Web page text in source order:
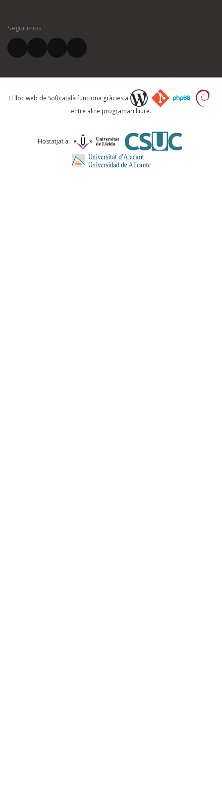
El vostre correu electrònic *
Què proposeu?
Comentari *
Seguiu-nos
El lloc web de Softcatalà funciona gràcies a
entre altre programari lliure.
Hostatjat a: